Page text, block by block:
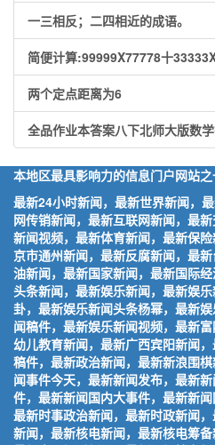
一三相反；二四相近的成语。
简便计算:99999X77778十
两个定点距离为6
全品作业本答案八下北师大版数
本地区最具影响力的信息门户网站
最新24小时新闻，最新世界新闻，
网传销新闻，最新互联网新闻，最
新闻视频，最新体育新闻，最新保
京市通州新闻，最新反腐新闻，最
油新闻，最新国家新闻，最新国际
头条新闻，最新娱乐新闻，最新娱
卦，最新娱乐新闻头条杨幂，最新
闻稿件，最新娱乐新闻视频，最新
幼儿教育新闻，最新广西宾阳新闻
稿件，最新政治新闻，最新新浪围
闻事件今天，最新新闻发布，最新
件，最新新闻国内大事件，最新新
最新时事政治新闻，最新时政新闻
新闻，最新核电新闻，最新核电筹